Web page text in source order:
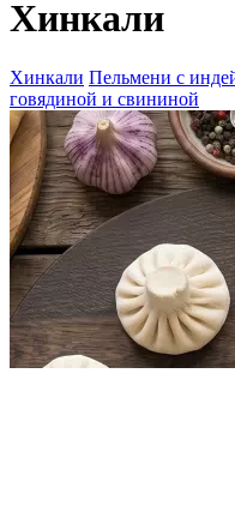
Хинкали
Хинкали Пельмени с
говядиной и свининой